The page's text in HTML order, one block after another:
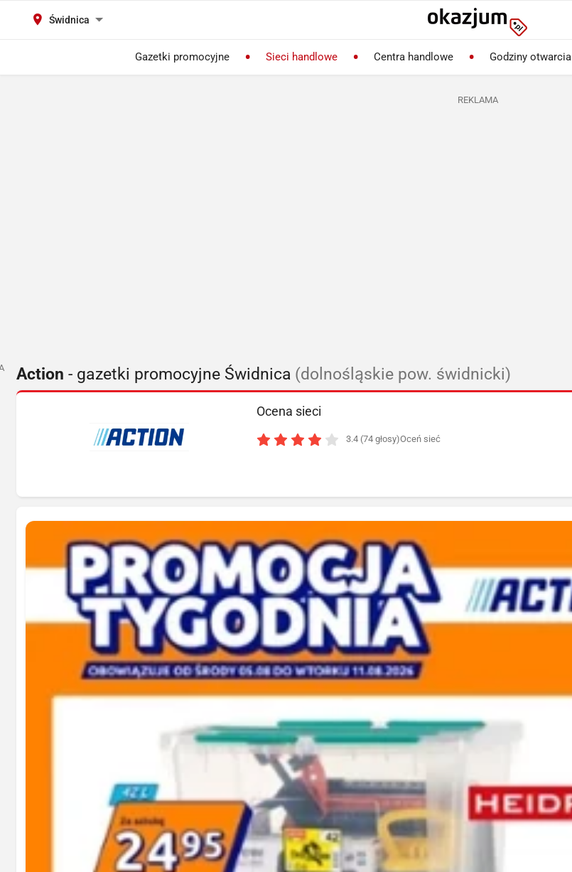
Świdnica
Gazetki promocyjne Sieci handlowe Centra handlowe Godziny otwarcia
REKLAMA
Action - gazetki promocyjne Świdnica (dolnośląskie pow. świdnicki)
Ocena sieci
3.4 (74 głosy)Oceń sieć